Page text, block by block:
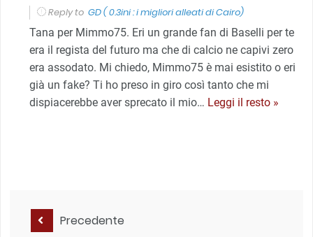
Reply to GD ( 0.3ini : i migliori alleati di Cairo)
Tana per Mimmo75. Eri un grande fan di Baselli per te
era il regista del futuro ma che di calcio ne capivi zero
era assodato. Mi chiedo, Mimmo75 è mai esistito o eri
già un fake? Ti ho preso in giro così tanto che mi
dispiacerebbe aver sprecato il mio… Leggi il resto »
Precedente